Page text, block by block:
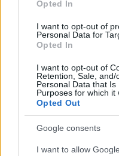
Opted In
I want to opt-out of
Personal Data for
Opted In
I want to opt-out of
Retention, Sale,
Personal Data that
Purposes for which it
Opted Out
Google consents
I want to allow
Análisis de la
las críticas
Sánchez